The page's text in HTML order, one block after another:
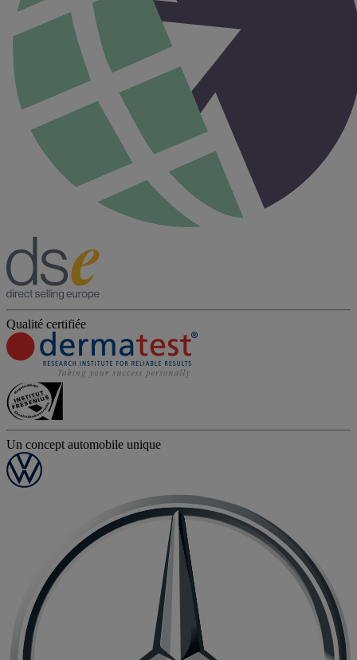
Qualité certifiée
Un concept automobile unique